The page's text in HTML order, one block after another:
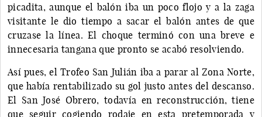
picadita, aunque el balón iba un poco flojo y a la zaga
visitante le dio tiempo a sacar el balón antes de que
cruzase la línea. El choque terminó con una breve e
innecesaria tangana que pronto se acabó resolviendo.
Así pues, el Trofeo San Julián iba a parar al Zona Norte,
que había rentabilizado su gol justo antes del descanso.
El San José Obrero, todavía en reconstrucción, tiene
que seguir cogiendo rodaje en esta pretemporada y